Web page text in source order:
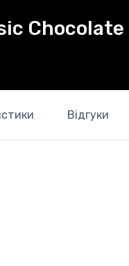
Chocolate
Відгуки